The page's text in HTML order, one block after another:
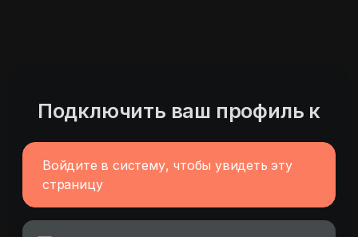
Подключить ваш профиль к
Войдите в систему, чтобы увидеть эту
страницу